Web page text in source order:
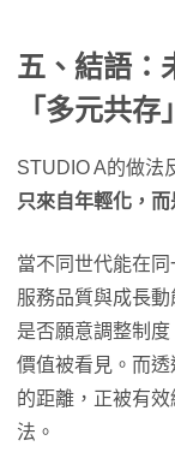
五、結語：
「多元共存」
STUDIO A的做法
只來自年輕化，
當不同世代能在
服務品質與成長
是否願意調整制
價值被看見。而
的距離，正被有
法。